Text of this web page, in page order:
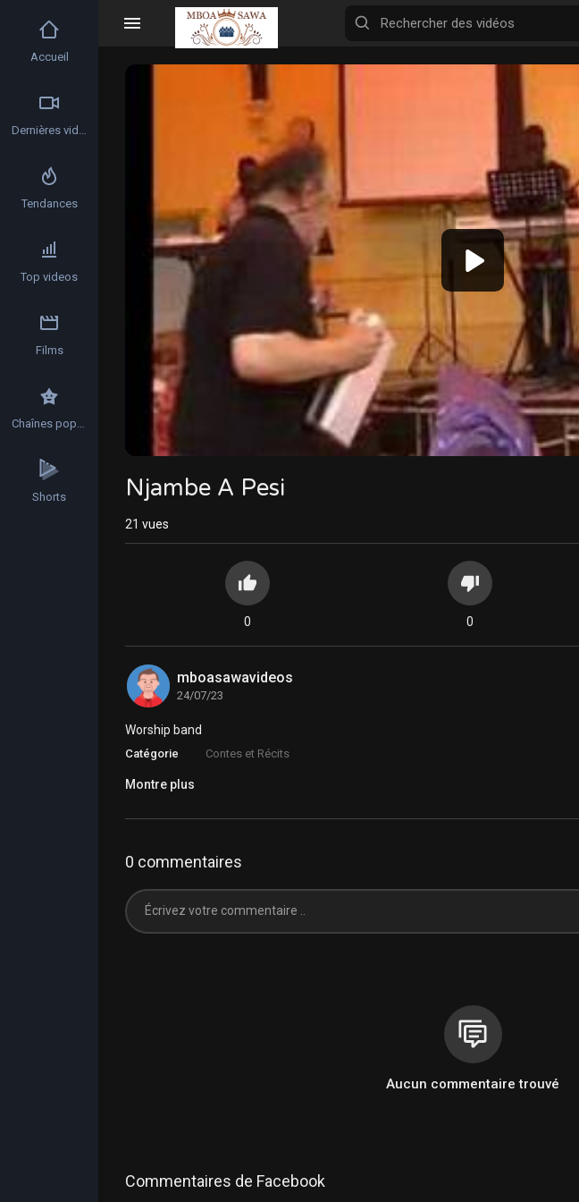
Video
Njambe A Pesi
21 vues
0 0
mboasawavideos
24/07/23
Worship band
Catégorie Contes et Récits
Montre plus
0 commentaires
Aucun commentaire trouvé
Commentaires de Facebook
Accueil
Dernières vidéos
Tendances
Top videos
Films
Chaînes populaires
Shorts